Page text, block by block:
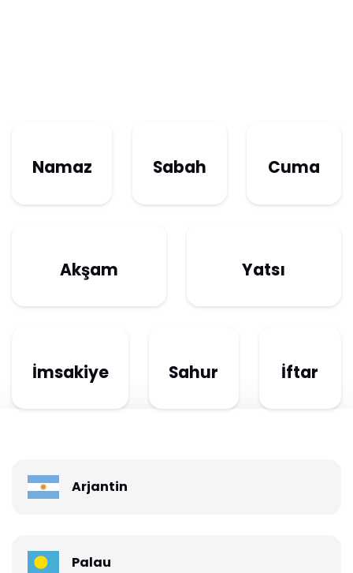
Namaz Sabah Cuma
Akşam Yatsı
İmsakiye Sahur İftar
Arjantin
Palau